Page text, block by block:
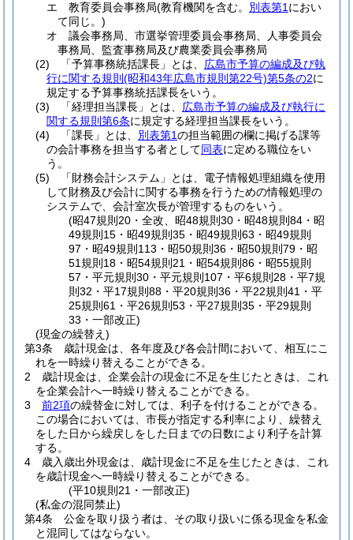
エ
教育委員会事務局(教育機関を含む。 別表第1 におい
て同じ。)
オ
議会事務局、市選挙管理委員会事務局、人事委員会
事務局、監査事務局及び農業委員会事務局
(2)
「予算事務統括課長」とは、 広島市予算の編成及び執
行に関する規則 (昭和43年広島市規則第22号)第5条の2に
規定する予算事務統括課長をいう。
(3)
「経理担当課長」とは、 広島市予算の編成及び執行に
関する規則第6条に規定する経理担当課長をいう。
(4)
「課長」とは、 別表第1の担当範囲の欄に掲げる課等
の会計事務を担当する者として同表に定める職位をい
う。
(5)
「財務会計システム」とは、電子情報処理組織を使用
して財務及び会計に関する事務を行うための情報処理の
システムで、会計室次長が管理するものをいう。
(昭47規則20・全改、昭48規則30・昭48規則84・昭
49規則15・昭49規則35・昭49規則63・昭49規則
97・昭49規則113・昭50規則36・昭50規則79・昭
51規則18・昭54規則21・昭54規則86・昭55規則
57・平元規則30・平元規則107・平6規則28・平7規
則32・平17規則88・平20規則36・平22規則41・平
25規則61・平26規則53・平27規則35・平29規則
33・一部改正)
(現金の繰替え)
第3条
歳計現金は、各年度及び各会計間において、相互にこ
れを一時繰り替えることができる。
2
歳計現金は、企業会計の現金に不足を生じたときは、これ
を企業会計へ一時繰り替えることができる。
3
前2項の繰替金に対しては、利子を付けることができる。
この場合においては、市長が指定する利率により、繰替え
をした日から繰戻しをした日までの日数により利子を計算
する。
4
歳入歳出外現金は、歳計現金に不足を生じたときは、これ
を歳計現金へ一時繰り替えることができる。
(平10規則21・一部改正)
(私金の混同禁止)
第4条
公金を取り扱う者は、その取り扱いに係る現金を私金
と混同してはならない。